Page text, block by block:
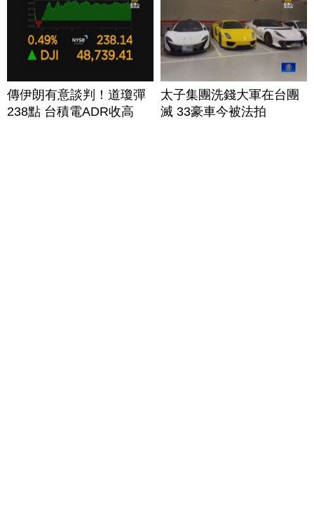
傳伊朗有意談判！道瓊彈
238點 台積電ADR收高
太子集團洗錢大軍在台團
滅 33豪車今被法拍